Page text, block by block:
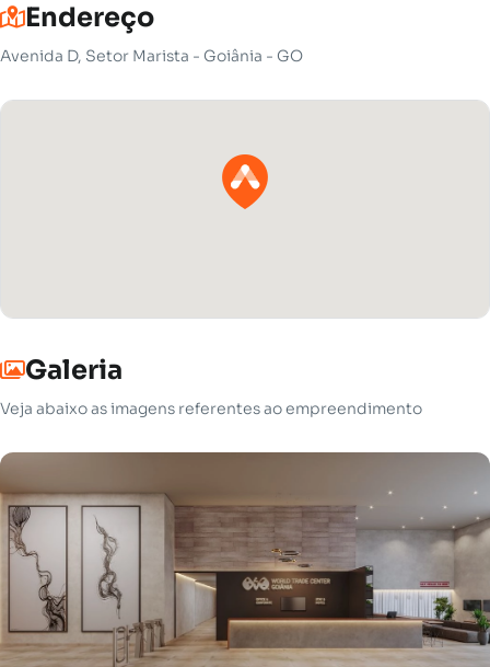
Endereço
Avenida D, Setor Marista - Goiânia - GO
Galeria
Veja abaixo as imagens referentes ao empreendimento